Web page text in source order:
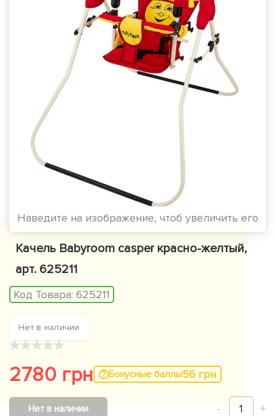
Наведите на изображение, чтоб увеличить его
Качель Babyroom casper красно-желтый,
арт. 625211
Код Товара: 625211
Нет в наличии
★★★★★
2780 грн Бонусные баллы56 грн
- 1 +
Нет в наличии